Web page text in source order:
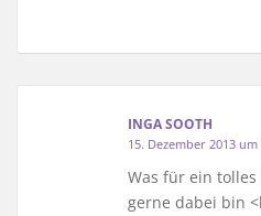
INGA SOOTH
15. Dezember 2013
Was für ein
gerne dabei bin